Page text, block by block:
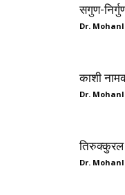
सगुण-
Dr.
काशी
Dr.
तिरुक्कुरल
Dr.